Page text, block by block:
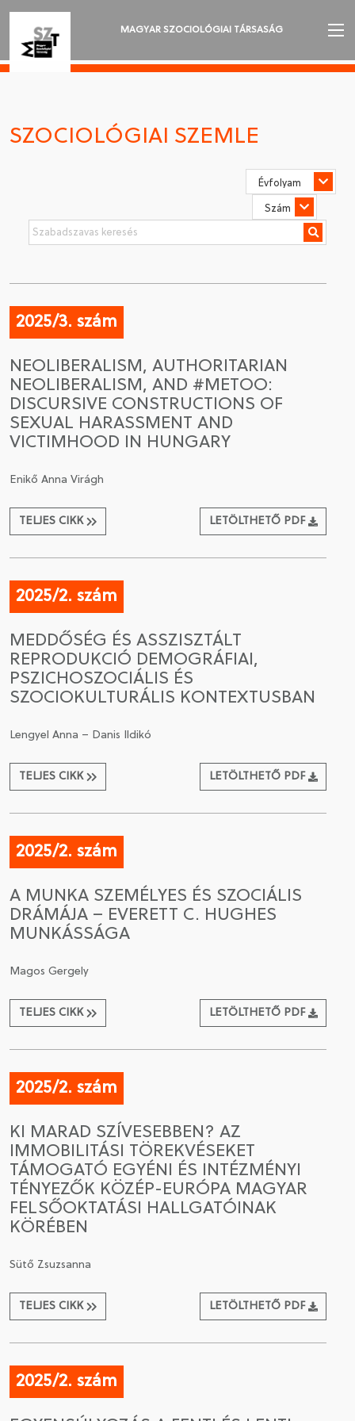
MAGYAR SZOCIOLÓGIAI TÁRSASÁG
SZOCIOLÓGIAI SZEMLE
CSATLAKOZÁS A TÁRSASÁGHOZ / MEGÚJÍTOM A
TAGSÁGOMAT
SZOCIOLÓGIAI SZEMLE
2025/3. szám
NEOLIBERALISM, AUTHORITARIAN
NEOLIBERALISM, AND #METOO:
DISCURSIVE CONSTRUCTIONS OF
SEXUAL HARASSMENT AND
VICTIMHOOD IN HUNGARY
Enikő Anna Virágh
TELJES CIKK LETÖLTHETŐ PDF
2025/2. szám
MEDDŐSÉG ÉS ASSZISZTÁLT
REPRODUKCIÓ DEMOGRÁFIAI,
PSZICHOSZOCIÁLIS ÉS
SZOCIOKULTURÁLIS KONTEXTUSBAN
Lengyel Anna – Danis Ildikó
TELJES CIKK LETÖLTHETŐ PDF
2025/2. szám
A MUNKA SZEMÉLYES ÉS SZOCIÁLIS
DRÁMÁJA – EVERETT C. HUGHES
MUNKÁSSÁGA
Magos Gergely
TELJES CIKK LETÖLTHETŐ PDF
2025/2. szám
KI MARAD SZÍVESEBBEN? AZ
IMMOBILITÁSI TÖREKVÉSEKET
TÁMOGATÓ EGYÉNI ÉS INTÉZMÉNYI
TÉNYEZŐK KÖZÉP-EURÓPA MAGYAR
FELSŐOKTATÁSI HALLGATÓINAK
KÖRÉBEN
Sütő Zsuzsanna
TELJES CIKK LETÖLTHETŐ PDF
2025/2. szám